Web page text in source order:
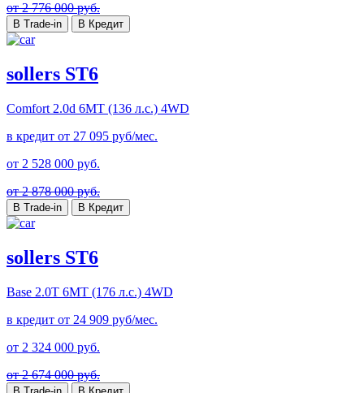
от 2 776 000 руб.
В Trade-in В Кредит
sollers ST6
Comfort 2.0d 6MT (136 л.с.) 4WD
в кредит от 27 095 руб/мес.
от 2 528 000 руб.
от 2 878 000 руб.
В Trade-in В Кредит
sollers ST6
Base 2.0T 6MT (176 л.с.) 4WD
в кредит от 24 909 руб/мес.
от 2 324 000 руб.
от 2 674 000 руб.